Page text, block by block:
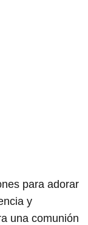
para adorar
y
una comunión